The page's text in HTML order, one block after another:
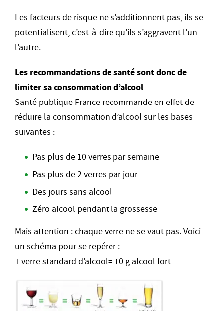
Les facteurs de risque ne s’additionnent pas, ils se
potentialisent, c’est-à-dire qu’ils s’aggravent l’un
l’autre.
Les recommandations de santé sont donc de
limiter sa consommation d’alcool
Santé publique France recommande en effet de
réduire la consommation d’alcool sur les bases
suivantes :
Pas plus de 10 verres par semaine
Pas plus de 2 verres par jour
Des jours sans alcool
Zéro alcool pendant la grossesse
Mais attention : chaque verre ne se vaut pas. Voici
un schéma pour se repérer :
1 verre standard d’alcool= 10 g alcool fort